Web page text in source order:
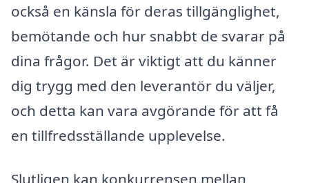
också en känsla för deras tillgänglighet,
bemötande och hur snabbt de svarar på
dina frågor. Det är viktigt att du känner
dig trygg med den leverantör du väljer,
och detta kan vara avgörande för att få
en tillfredsställande upplevelse.
Slutligen kan konkurrensen mellan